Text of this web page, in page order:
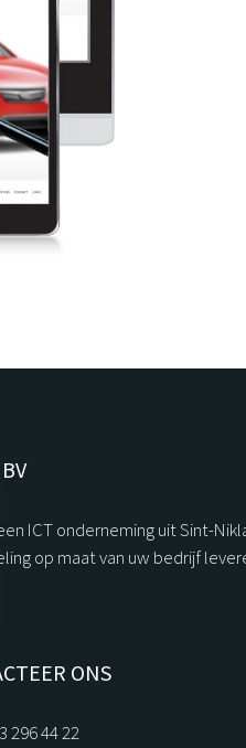
ICT onderneming uit Sint-
op maat van uw bedrijf
ONS
296 44 22